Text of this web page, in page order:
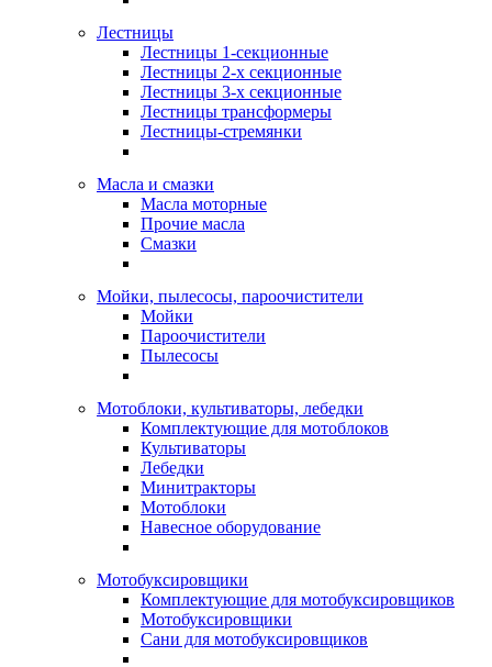
Лестницы
Лестницы 1-секционные
Лестницы 2-х секционные
Лестницы 3-х секционные
Лестницы трансформеры
Лестницы-стремянки
Масла и смазки
Масла моторные
Прочие масла
Смазки
Мойки, пылесосы, пароочистители
Мойки
Пароочистители
Пылесосы
Мотоблоки, культиваторы, лебедки
Комплектующие для мотоблоков
Культиваторы
Лебедки
Минитракторы
Мотоблоки
Навесное оборудование
Мотобуксировщики
Комплектующие для мотобуксировщиков
Мотобуксировщики
Сани для мотобуксировщиков